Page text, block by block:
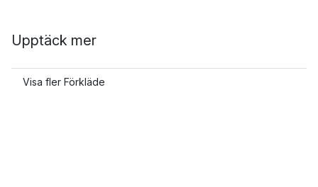
Upptäck mer
Visa fler Förkläde